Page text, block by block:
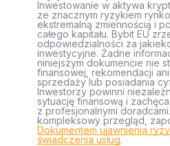
Inwestowanie w aktywa
ze znacznym ryzykiem
ekstremalną zmiennością i
całego kapitału. Bybit EU
odpowiedzialności za
inwestycyjne. Żadne
niniejszym dokumencie nie
finansowej, rekomendacji
sprzedaży lub posiadania
Inwestorzy powinni
sytuację finansową i
z profesjonalnymi
kompleksowy przegląd,
Dokumentem ujawnienia
świadczenia usług.